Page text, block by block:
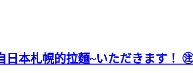
本札幌的拉麵~いただきます！